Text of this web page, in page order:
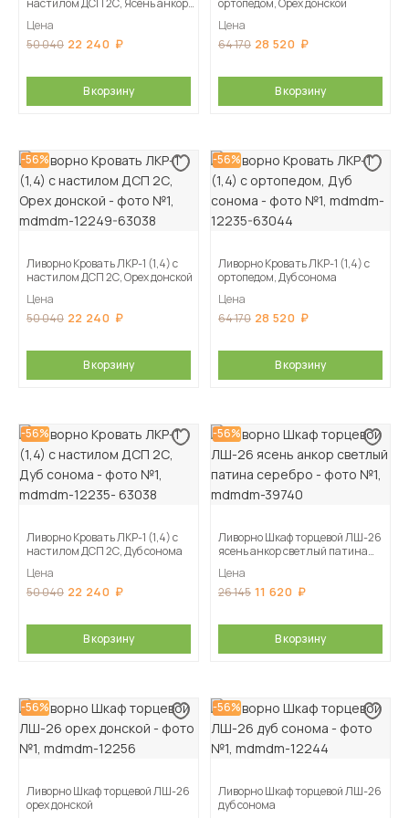
настилом ДСП 2С, Ясень анкор
Цена
50 040 22 240
В корзину
ортопедом, Орех донской
Цена
64 170 28 520
В корзину
-56%
Ливорно Кровать ЛКР-1 (1,4) с
настилом ДСП 2С, Орех донской
Цена
50 040 22 240
В корзину
-56%
Ливорно Кровать ЛКР-1 (1,4) с
ортопедом, Дуб сонома
Цена
64 170 28 520
В корзину
-56%
Ливорно Кровать ЛКР-1 (1,4) с
настилом ДСП 2С, Дуб сонома
Цена
50 040 22 240
В корзину
-56%
Ливорно Шкаф торцевой ЛШ-26
ясень анкор светлый патина
Цена
26 145 11 620
В корзину
-56%
Ливорно Шкаф торцевой ЛШ-26
орех донской
-56%
Ливорно Шкаф торцевой ЛШ-26
дуб сонома